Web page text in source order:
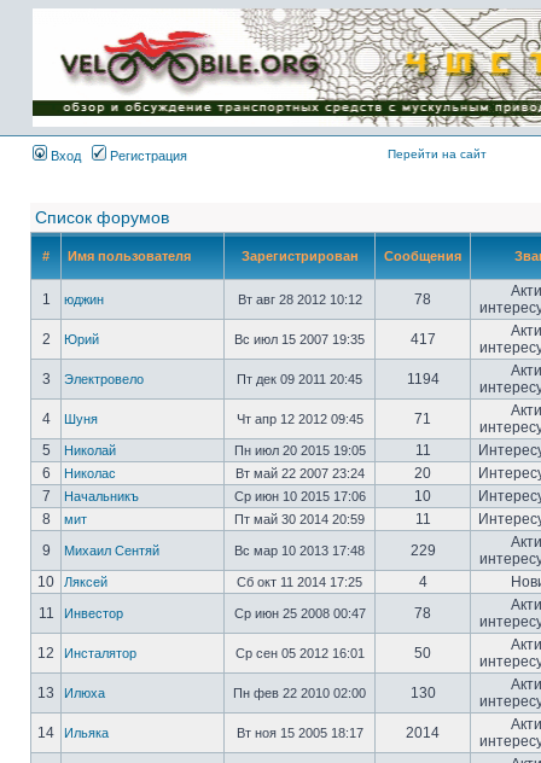
Имя пользователя:
Пароль:
{ LOG_ME_IN_SHORT
}
Вход
Регистрация Перейти на сайт
Список форумов
# Имя пользователя Зарегистрирован Сообщения
1 юджин Вт авг 28 2012 10:12 78
2
Юрий Вс июл 15 2007 19:35 417
3
Электровело Пт дек 09 2011 20:45 1194
4
Шуня Чт апр 12 2012 09:45 71
5
Николай Пн июл 20 2015 19:05 11
6
Николас Вт май 22 2007 23:24 20
7
Начальникъ Ср июн 10 2015 17:06 10
8
мит Пт май 30 2014 20:59 11
9
Михаил Сентяй Вс мар 10 2013 17:48 229
10
Ляксей Сб окт 11 2014 17:25 4
11
Инвестор Ср июн 25 2008 00:47 78
12
Инсталятор Ср сен 05 2012 16:01 50
13
Илюха Пн фев 22 2010 02:00 130
14
Ильяка Вт ноя 15 2005 18:17 2014